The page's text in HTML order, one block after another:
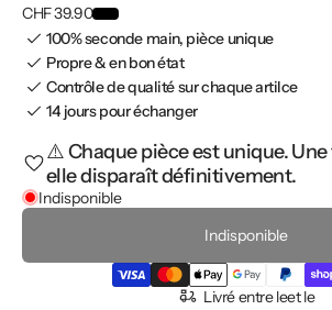
CHF 39.90
100% seconde main, pièce unique
Propre & en bon état
Contrôle de qualité sur chaque artilce
14 jours pour échanger
⚠️ Chaque pièce est unique.
elle disparaît définitivement.
Indisponible
Indisponible
Livré entre leet le